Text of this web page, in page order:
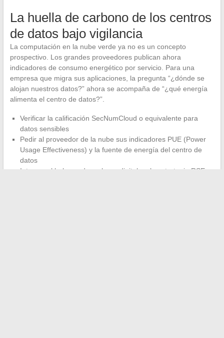
La huella de carbono de los centros
de datos bajo vigilancia
La computación en la nube verde ya no es un concepto
prospectivo. Los grandes proveedores publican ahora
indicadores de consumo energético por servicio. Para una
empresa que migra sus aplicaciones, la pregunta “¿dónde se
alojan nuestros datos?” ahora se acompaña de “¿qué energía
alimenta el centro de datos?”.
Verificar la calificación SecNumCloud o equivalente para
datos sensibles
Pedir al proveedor de la nube sus indicadores PUE (Power
Usage Effectiveness) y la fuente de energía del centro de
datos
Integrar el balance de carbono digital en la estrategia RSE